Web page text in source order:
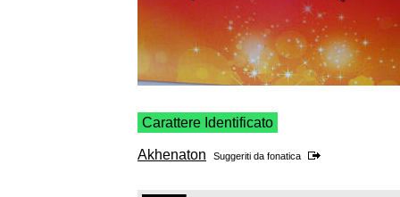
Carattere Identificato
Akhenaton Suggeriti da fonatica